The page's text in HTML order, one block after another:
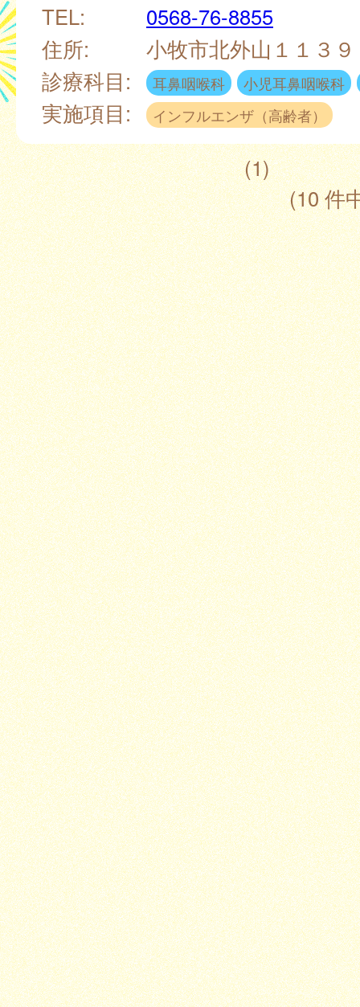
TEL:
0568-76-8855
住所:
小牧市北外山１１３
診療科目:
耳鼻咽喉科 小児耳鼻咽喉科
実施項目: インフルエンザ（高齢者）
(1)
(10 件